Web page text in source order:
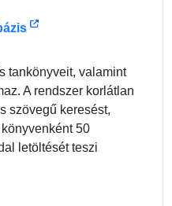
tankönyveit, valamint
A rendszer korlátlan
szövegű keresést,
50
letöltését teszi